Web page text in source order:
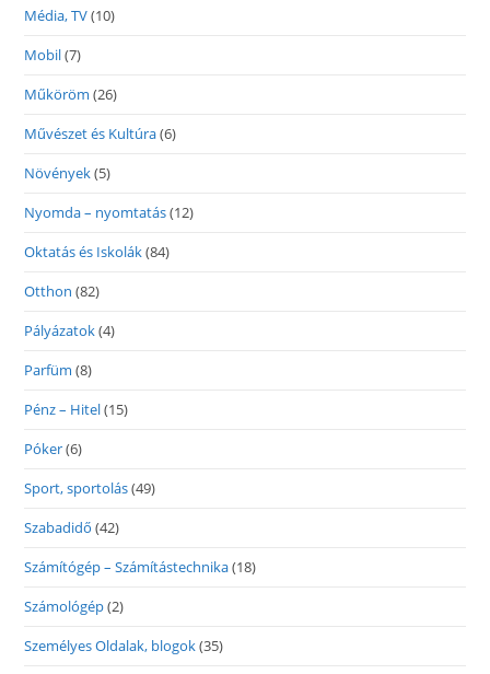
Média, TV(10)
Mobil(7)
Műköröm (26)
Művészet és Kultúra(6)
Növények(5)
Nyomda – nyomtatás(12)
Oktatás és Iskolák(84)
Otthon (82)
Pályázatok(4)
Parfüm (8)
Pénz – Hitel(15)
Póker(6)
Sport, sportolás(49)
Szabadidő (42)
Számítógép – Számítástechnika(18)
Számológép(2)
Személyes Oldalak, blogok(35)